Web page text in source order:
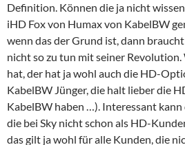
Definition. Können die ja nicht
iHD Fox von Humax von KabelBW
wenn das der Grund ist, dann
nicht so zu tun mit seiner
hat, der hat ja wohl auch die HD-
KabelBW Jünger, die halt lieber die
KabelBW haben …). Interessant kann
die bei Sky nicht schon als HD-
das gilt ja wohl für alle Kunden, die